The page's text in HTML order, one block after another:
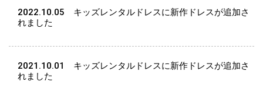
2022.10.05
キッズレンタルドレスに新作ドレスが追加さ
れました
2021.10.01
キッズレンタルドレスに新作ドレスが追加さ
れました